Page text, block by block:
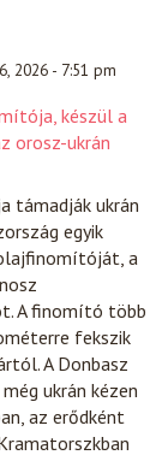
2026 - 7:51 pm
készül a
orosz-ukrán
támadják ukrán
egyik
a
A finomító több
fekszik
A Donbasz
ukrán kézen
az erődként